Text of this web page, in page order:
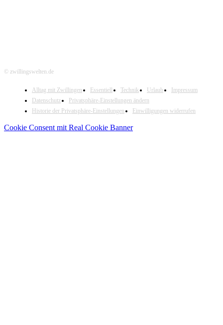
© zwillingswelten.de
Alltag mit Zwillingen Essentiell Technik Urlaub
Impressum
Datenschutz
Privatsphäre-Einstellungen ändern
Historie der Privatsphäre-Einstellungen
Einwilligungen widerrufen
Cookie Consent mit Real Cookie Banner